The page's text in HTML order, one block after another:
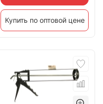
Купить по оптовой цене